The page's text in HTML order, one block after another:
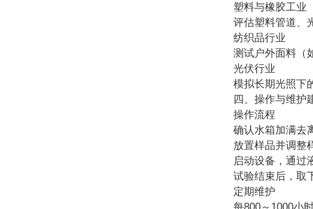
塑料与橡胶工业
评估塑料管道、
纺织品行业
测试户外面料（
光伏行业
模拟长期光照下
四、操作与维护
操作流程
确认水箱加满去
放置样品并调整
启动设备，通过
试验结束后，取
定期维护
每800～1000小